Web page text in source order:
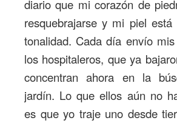
diario que mi corazón de
resquebrajarse y mi piel está
tonalidad. Cada día envío
los hospitaleros, que ya
concentran ahora en la
jardín. Lo que ellos aún no
es que yo traje uno desde